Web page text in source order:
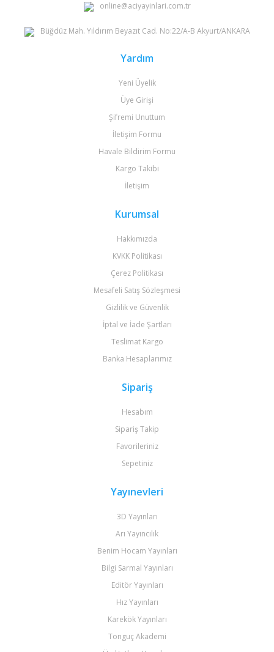
online@aciyayinlari.com.tr
Büğdüz Mah. Yıldırım Beyazıt Cad. No:22/A-B Akyurt/ANKARA
Yardım
Yeni Üyelik
Üye Girişi
Şifremi Unuttum
İletişim Formu
Havale Bildirim Formu
Kargo Takibi
İletişim
Kurumsal
Hakkımızda
KVKK Politikası
Çerez Politikası
Mesafeli Satış Sözleşmesi
Gizlilik ve Güvenlik
İptal ve İade Şartları
Teslimat Kargo
Banka Hesaplarımız
Sipariş
Hesabım
Sipariş Takip
Favorileriniz
Sepetiniz
Yayınevleri
3D Yayınları
Arı Yayıncılık
Benim Hocam Yayınları
Bilgi Sarmal Yayınları
Editör Yayınları
Hız Yayınları
Karekök Yayınları
Tonguç Akademi